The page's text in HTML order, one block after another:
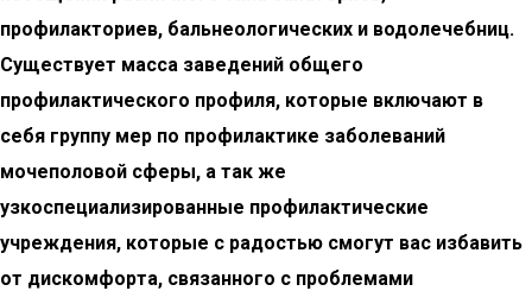
профилакториев, бальнеологических и водолечебниц.
Существует масса заведений общего
профилактического профиля, которые включают в
себя группу мер по профилактике заболеваний
мочеполовой сферы, а так же
узкоспециализированные профилактические
учреждения, которые с радостью смогут вас избавить
от дискомфорта, связанного с проблемами